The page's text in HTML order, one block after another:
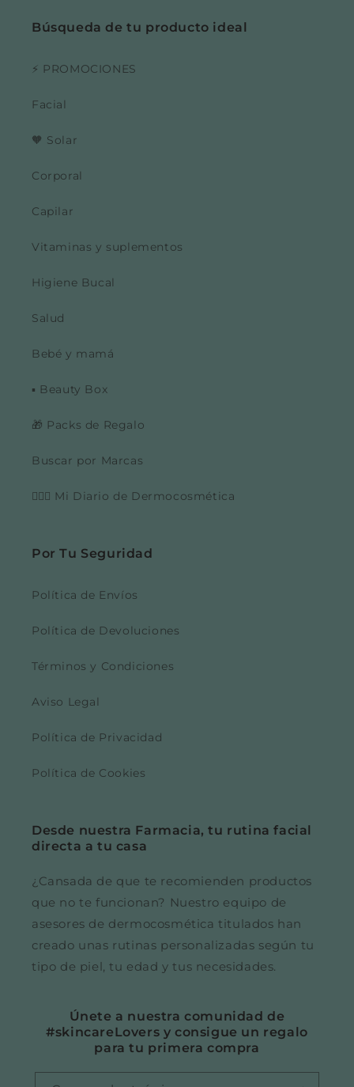
Búsqueda de tu producto ideal
⚡ PROMOCIONES
Facial
🧡 Solar
Corporal
Capilar
Vitaminas y suplementos
Higiene Bucal
Salud
Bebé y mamá
▪️ Beauty Box
🎁 Packs de Regalo
Buscar por Marcas
👩🏼‍⚕️ Mi Diario de Dermocosmética
Por Tu Seguridad
Política de Envíos
Política de Devoluciones
Términos y Condiciones
Aviso Legal
Política de Privacidad
Política de Cookies
Desde nuestra Farmacia, tu rutina facial
directa a tu casa
¿Cansada de que te recomienden productos
que no te funcionan? Nuestro equipo de
asesores de dermocosmética titulados han
creado unas rutinas personalizadas según tu
tipo de piel, tu edad y tus necesidades.
Únete a nuestra comunidad de
#skincareLovers y consigue un regalo
para tu primera compra